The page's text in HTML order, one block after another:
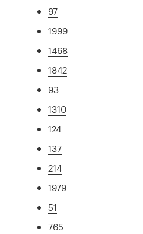
97
1999
1468
1842
93
1310
124
137
214
1979
51
765